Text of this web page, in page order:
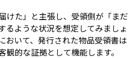
けた」と主張し、受領側が「まだ
るような状況を想定してみましょ
おいて、発行された物品受領書は
観的な証拠として機能します。